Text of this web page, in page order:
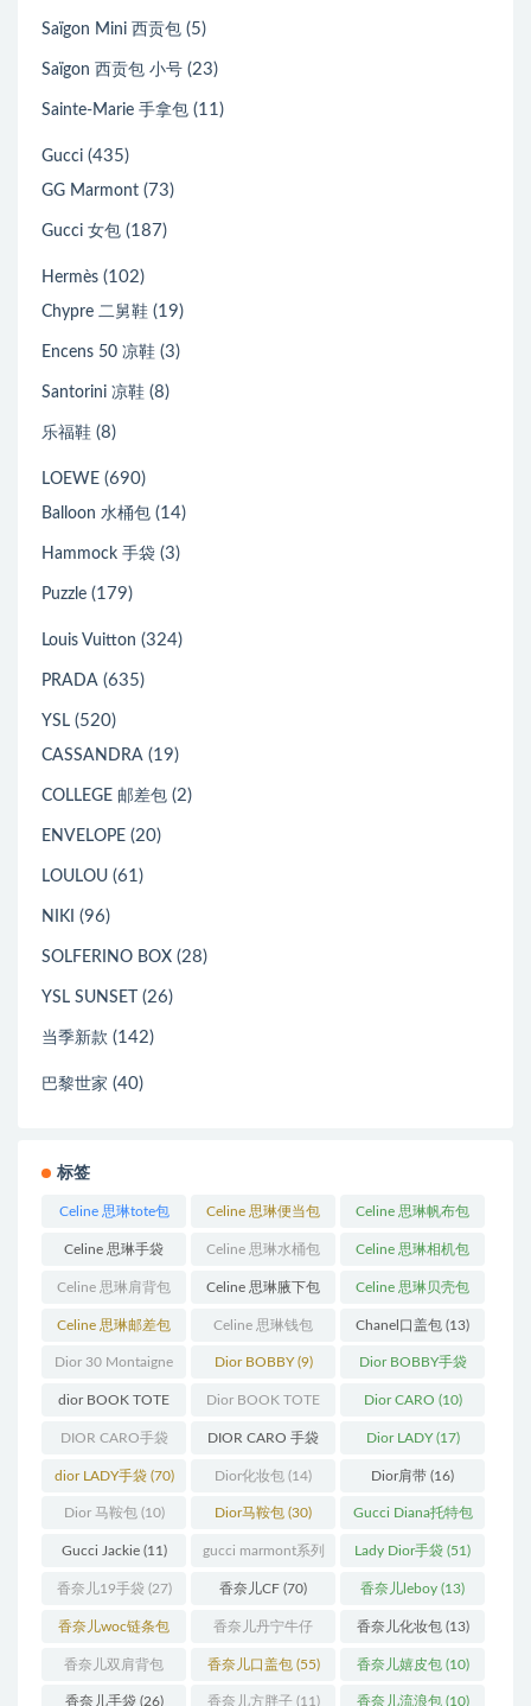
Saïgon Mini 西贡包 (5)
Saïgon 西贡包 小号 (23)
Sainte-Marie 手拿包 (11)
Gucci (435)
GG Marmont (73)
Gucci 女包 (187)
Hermès (102)
Chypre 二舅鞋 (19)
Encens 50 凉鞋 (3)
Santorini 凉鞋 (8)
乐福鞋 (8)
LOEWE (690)
Balloon 水桶包 (14)
Hammock 手袋 (3)
Puzzle (179)
Louis Vuitton (324)
PRADA (635)
YSL (520)
CASSANDRA (19)
COLLEGE 邮差包 (2)
ENVELOPE (20)
LOULOU (61)
NIKI (96)
SOLFERINO BOX (28)
YSL SUNSET (26)
当季新款 (142)
巴黎世家 (40)
标签
Celine 思琳tote包
(23)
Celine 思琳便当包
(14)
Celine 思琳帆布包
(18)
Celine 思琳手袋
(250)
Celine 思琳水桶包
(55)
Celine 思琳相机包
(11)
Celine 思琳肩背包
(12)
Celine 思琳腋下包
(10)
Celine 思琳贝壳包
(12)
Celine 思琳邮差包
(13)
Celine 思琳钱包
(10)
Chanel口盖包 (13)
Dior 30 Montaigne
蒙田(31)
Dior BOBBY(9) Dior BOBBY手袋
(26)
dior BOOK TOTE
(12)
Dior BOOK TOTE
手袋(163)
Dior CARO (10)
DIOR CARO手袋
(11)
DIOR CARO 手袋
(31)
Dior LADY(17)
dior LADY手袋(70) Dior化妆包 (14) Dior肩带 (16)
Dior 马鞍包(10) Dior马鞍包 (30) Gucci Diana托特包
(11)
Gucci Jackie(11) gucci marmont系列
(19)
Lady Dior手袋 (51)
香奈儿19手袋 (27) 香奈儿CF (70) 香奈儿leboy (13)
香奈儿woc链条包
(11)
香奈儿丹宁牛仔
(12)
香奈儿化妆包(13)
香奈儿双肩背包
(13)
香奈儿口盖包(55) 香奈儿嬉皮包(10)
香奈儿手袋(26) 香奈儿方胖子(11) 香奈儿流浪包(10)